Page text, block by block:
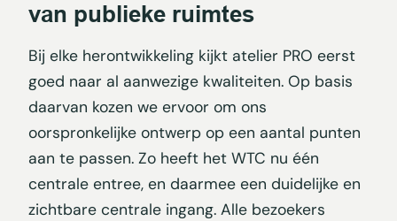
van publieke ruimtes
Bij elke herontwikkeling kijkt atelier PRO eerst
goed naar al aanwezige kwaliteiten. Op basis
daarvan kozen we ervoor om ons
oorspronkelijke ontwerp op een aantal punten
aan te passen. Zo heeft het WTC nu één
centrale entree, en daarmee een duidelijke en
zichtbare centrale ingang. Alle bezoekers